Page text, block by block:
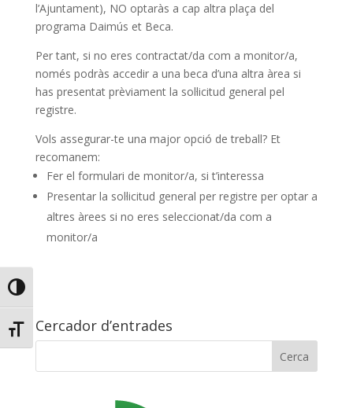
Toggle High Contrast
Toggle Font size
l’Ajuntament), NO optaràs a cap altra plaça del
programa Daimús et Beca.
Per tant, si no eres contractat/da com a monitor/a,
només podràs accedir a una beca d’una altra àrea si
has presentat prèviament la sol·licitud general pel
registre.
Vols assegurar-te una major opció de treball? Et
recomanem:
Fer el formulari de monitor/a, si t’interessa
Presentar la sol·licitud general per registre per optar a
altres àrees si no eres seleccionat/da com a
monitor/a
Cercador d’entrades